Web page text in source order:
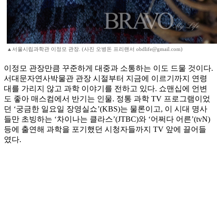
▲서울시립과학관 이정모 관장. (사진 오병돈 프리랜서 obdlife@gmail.com)
이정모 관장만큼 꾸준하게 대중과 소통하는 이도 드물 것이다.
서대문자연사박물관 관장 시절부터 지금에 이르기까지 연령
대를 가리지 않고 과학 이야기를 전하고 있다. 쇼맨십에 언변
도 좋아 매스컴에서 반기는 인물. 정통 과학 TV 프로그램이었
던 ‘궁금한 일요일 장영실쇼’(KBS)는 물론이고, 이 시대 명사
들만 초빙하는 ‘차이나는 클라스’(JTBC)와 ‘어쩌다 어른’(tvN)
등에 출연해 과학을 포기했던 시청자들까지 TV 앞에 끌어들
였다.